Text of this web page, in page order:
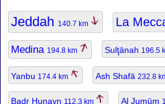
Jeddah 140.7 km La
Medina 194.8 km Sulţānah 196.5
Yanbu 174.4 km Ash Shafā 232.8
Badr Ḩunayn 112.3 km Al Jumūm